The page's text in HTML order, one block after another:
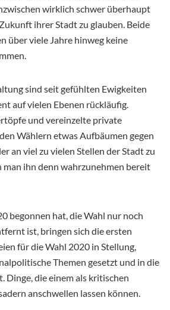
wirklich schwer überhaupt
ihrer Stadt zu glauben. Beide
über viele Jahre hinweg keine
sind seit gefühlten Ewigkeiten
auf vielen Ebenen rückläufig.
und vereinzelte private
Wählern etwas Aufbäumen gegen
an viel zu vielen Stellen der Stadt zu
man ihn denn wahrzunehmen bereit
begonnen hat, die Wahl nur noch
ist, bringen sich die ersten
für die Wahl 2020 in Stellung,
Themen gesetzt und in die
Dinge, die einem als kritischen
anschwellen lassen können.